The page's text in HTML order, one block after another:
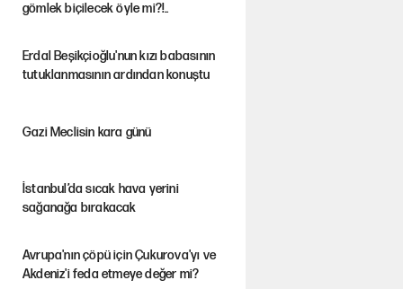
gömlek biçilecek öyle mi?!..
Erdal Beşikçioğlu'nun kızı babasının
tutuklanmasının ardından konuştu
Gazi Meclisin kara günü
İstanbul’da sıcak hava yerini
sağanağa bırakacak
Avrupa'nın çöpü için Çukurova'yı ve
Akdeniz'i feda etmeye değer mi?